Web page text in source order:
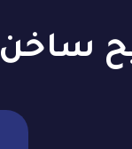
ساخن